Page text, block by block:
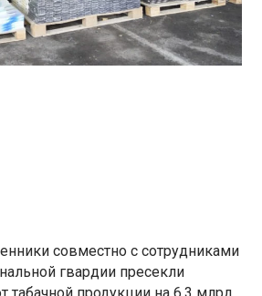
совместно с сотрудниками
гвардии пресекли